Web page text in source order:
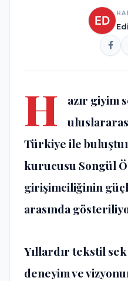
H
azır giyim
Türkiye ile
kurucusu Songül
girişimciliğinin
arasında
Yıllardır tekstil
deneyim ve